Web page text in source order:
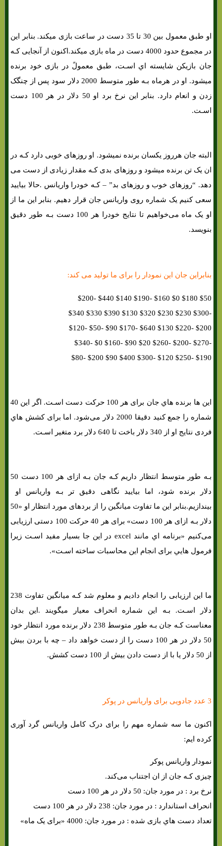
او طبق معمول بین 30 تا 35 دست در ساعت بازی میکند. بنابر این
در مجموع حدود 4000 دست در ماه بازی میکند.اکنون از آنجایی کـه
جان بازیکن شایسته اي اسـت، طبق معمولً در بازی خود برنده
میشود. او در هرماه بـه طور متوسط ​​2000 دلار سود پس از چنگک
زدن و انعام دارد. بنابر این نرخ برد او 50 دلار در هر 100 دست
اسـت.
البته جان هرروز یکسان برنده نمیشود. او روزهای خوبی دارد کـه در
ان یک تن برنده میشود و روزهای بدی کـه مقدار زیادی از دست می
دهد. “روزهای خوب و روزهای بد” – کـه خودرا واریانس .حالا بیایید
سعی کنیم یک شماره روی واریانس جان قرار دهیم. بنابر این ما از
او یک ماه می‌خواهیم تا نتایج خودرا هر 100 دست بـه طور دقیق
بنویسد.
بنابراین جان این نمودار را برای ما تولید می کند:
$50 $180 $0 $160 -$190 $140 $440 -$200
-$300 $230 $230 $320 $130 $390 $330 $340
$200 -$220 $130 $640 -$170 $90 -$50 -$120
-$270 -$200 -$260 $20 $90 -$160 $0 -$340
$190 -$250 $120 -$300 $400 $90 $200 -$80
این ها برنده هاي‌ جان برای هر 100 حرکت دست اسـت. اگر این 40
شماره را جمع کنید دقیقا 2000 دلار می‌شود. اما برای کشش هاي‌
فردی نتایج او از 340 دلار باخت تا 640 دلار برد متغیر اسـت.
بـه طور متوسط ​​انتظار داریم کـه جان بـه ازای هر 100 دست 50
دلار برنده شود، اما بیایید نگاهی دقیق تر بـه واریانس او ​​
بیندازیم.بنابر این ما تفاوت میانگین را از بردهای مورد انتظار او «50
دلار بـه ازای هر 100 دست» برای هر 40 حرکت 100 دستی ارزیابی
می‌کنیم «برنامه اي مانند excel در این جا بسیار مفید اسـت زیرا
فرمول هایي برای انجام این محاسبات ساخته اسـت».
ما این ارزیابی را انجام دادیم و معلوم شد کـه میانگین تفاوت 238
دلار اسـت. بـه این شماره انحراف معیار میگویند .این بدان
معناست کـه جان بـه طور متوسط ​​238 دلار برنده مورد انتظار خود
50 دلار در هر 100 دست را از دست خواهد داد – چه با بردن بیش
از 50 دلار یا با از دست دادن بیش از 100 دست کشش.
3 عدد جادویی برای واریانس در پوکر
اکنون ما سه شماره مهم را برای درک کامل واریانس گرد آوری
کرده ایم:
نمودار واریانس پوکر
چیزی کـه جان از ان اجتناب می‌کند.
نرخ برد : در مورد جان: 50 دلار در هر 100 دست
انحراف استاندارد : در مورد جان: 238 دلار در هر 100 دست
تعداد دست هاي‌ بازی شده : در مورد جان: 4000 «برای یک ماه»